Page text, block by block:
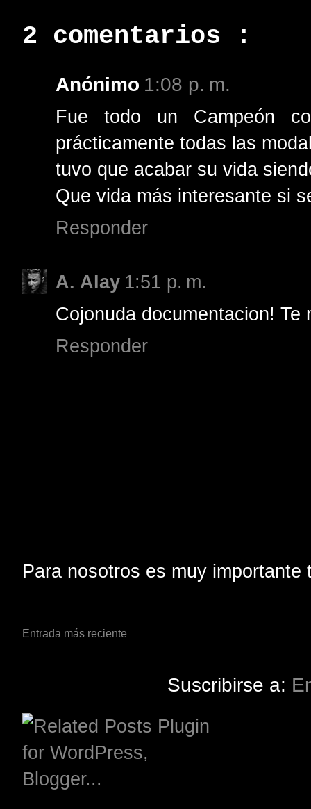
2 comentarios :
Anónimo 1:08 p. m.
Fue todo un Campeón
prácticamente todas las
tuvo que acabar su vida
Que vida más interesante si
Responder
A. Alay 1:51 p. m.
Cojonuda documentacion! Te
Responder
Para nosotros es muy
Entrada más reciente
Suscribirse a: